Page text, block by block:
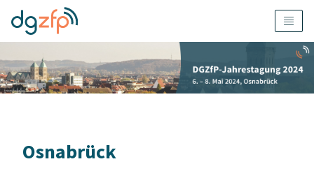
Osnabrück